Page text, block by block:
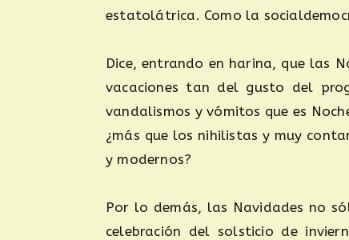
estatolátrica. Como la
Dice, entrando en harina, que las
vacaciones tan del gusto del
vandalismos y vómitos que es
¿más que los nihilistas y muy
y modernos?
Por lo demás, las Navidades no
celebración del solsticio de